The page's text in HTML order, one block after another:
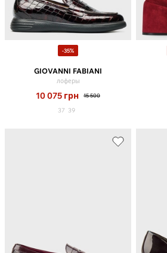
-35%
GIOVANNI FABIANI
лоферы
10 075 грн 15 500
37 39